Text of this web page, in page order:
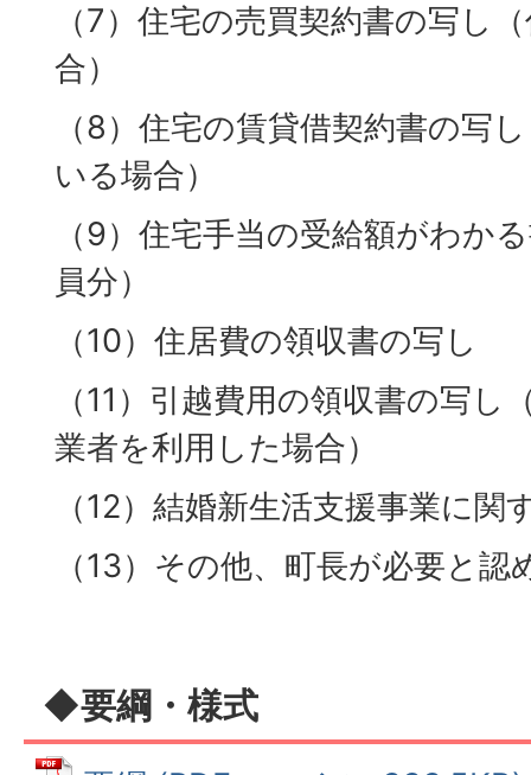
（7）住宅の売買契約書の写し
合）
（8）住宅の賃貸借契約書の写
いる場合）
（9）住宅手当の受給額がわか
員分）
（10）住居費の領収書の写し
（11）引越費用の領収書の写し
業者を利用した場合）
（12）結婚新生活支援事業に関
（13）その他、町長が必要と認
◆要綱・様式